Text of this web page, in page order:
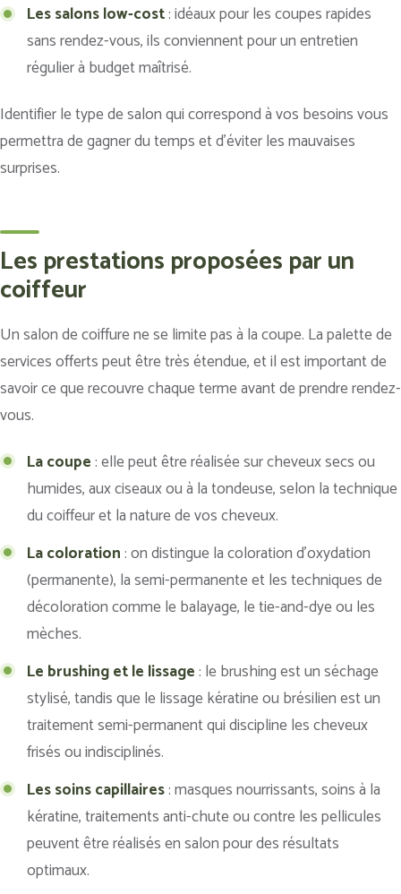
Les salons low-cost: idéaux pour les coupes rapides
sans rendez-vous, ils conviennent pour un entretien
régulier à budget maîtrisé.
Identifier le type de salon qui correspond à vos besoins vous
permettra de gagner du temps et d’éviter les mauvaises
surprises.
Les prestations proposées par un
coiffeur
Un salon de coiffure ne se limite pas à la coupe. La palette de
services offerts peut être très étendue, et il est important de
savoir ce que recouvre chaque terme avant de prendre rendez-
vous.
La coupe : elle peut être réalisée sur cheveux secs ou
humides, aux ciseaux ou à la tondeuse, selon la technique
du coiffeur et la nature de vos cheveux.
La coloration : on distingue la coloration d’oxydation
(permanente), la semi-permanente et les techniques de
décoloration comme le balayage, le tie-and-dye ou les
mèches.
Le brushing et le lissage : le brushing est un séchage
stylisé, tandis que le lissage kératine ou brésilien est un
traitement semi-permanent qui discipline les cheveux
frisés ou indisciplinés.
Les soins capillaires: masques nourrissants, soins à la
kératine, traitements anti-chute ou contre les pellicules
peuvent être réalisés en salon pour des résultats
optimaux.